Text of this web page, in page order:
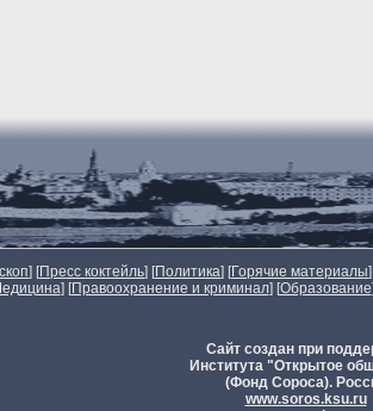
] [Пресс коктейль] [Политика] [Горячие материалы
] [Правоохранение и криминал] [Образование
Сайт создан при
Института "Открытое
(Фонд Сороса).
www.soros.ksu.ru